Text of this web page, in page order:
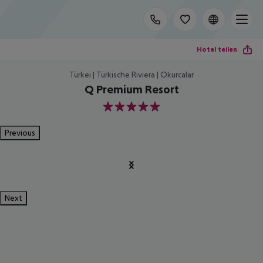
Hotel teilen
Türkei | Türkische Riviera | Okurcalar
Q Premium Resort
5
Previous
Next